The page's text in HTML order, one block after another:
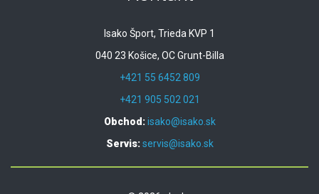
Isako Šport, Trieda KVP 1
040 23 Košice, OC Grunt-Billa
+421 55 6452 809
+421 905 502 021
Obchod:isako@isako.sk
Servis:servis@isako.sk